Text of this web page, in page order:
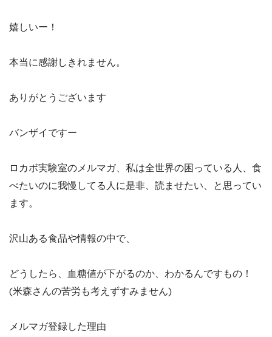
嬉しいー！
本当に感謝しきれません。
ありがとうございます
バンザイですー
ロカボ実験室のメルマガ、私は全世界の困っている人、食
べたいのに我慢してる人に是非、読ませたい、と思ってい
ます。
沢山ある食品や情報の中で、
どうしたら、血糖値が下がるのか、わかるんですもの！
(米森さんの苦労も考えずすみません)
メルマガ登録した理由